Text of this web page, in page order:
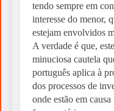
tendo sempre em
interesse do menor,
estejam envolvidos
A verdade é que,
minuciosa cautela
português aplica à
dos processos de
onde estão em